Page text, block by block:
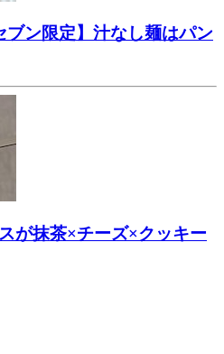
ン限定】汁なし麺はパン
が抹茶×チーズ×クッキー